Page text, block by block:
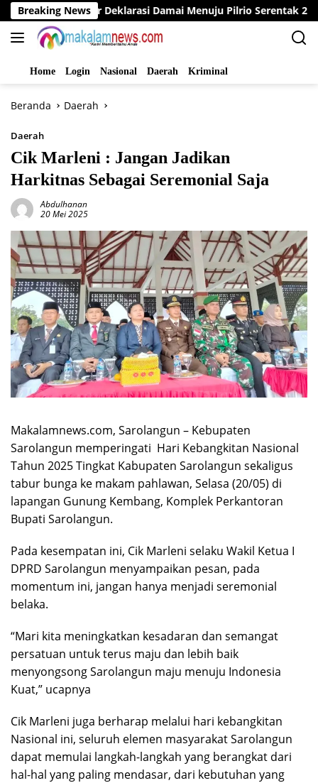
Langsung
ke
konten
Breaking News
Gelar Deklarasi Damai Menuju Pilrio Serentak 2026
Home Login Nasional Daerah Kriminal
Beranda Daerah
Daerah
Cik Marleni : Jangan Jadikan
Harkitnas Sebagai Seremonial Saja
Abdulhanan
20 Mei 2025
Makalamnews.com, Sarolangun – Kebupaten
Sarolangun memperingati Hari Kebangkitan Nasional
Tahun 2025 Tingkat Kabupaten Sarolangun sekaligus
tabur bunga ke makam pahlawan, Selasa (20/05) di
lapangan Gunung Kembang, Komplek Perkantoran
Bupati Sarolangun.
Pada kesempatan ini, Cik Marleni selaku Wakil Ketua I
DPRD Sarolangun menyampaikan pesan, pada
momentum ini, jangan hanya menjadi seremonial
belaka.
“Mari kita meningkatkan kesadaran dan semangat
persatuan untuk terus maju dan lebih baik
menyongsong Sarolangun maju menuju Indonesia
Kuat,” ucapnya
Cik Marleni juga berharap melalui hari kebangkitan
Nasional ini, seluruh elemen masyarakat Sarolangun
dapat memulai langkah-langkah yang berangkat dari
hal-hal yang paling mendasar, dari kebutuhan yang